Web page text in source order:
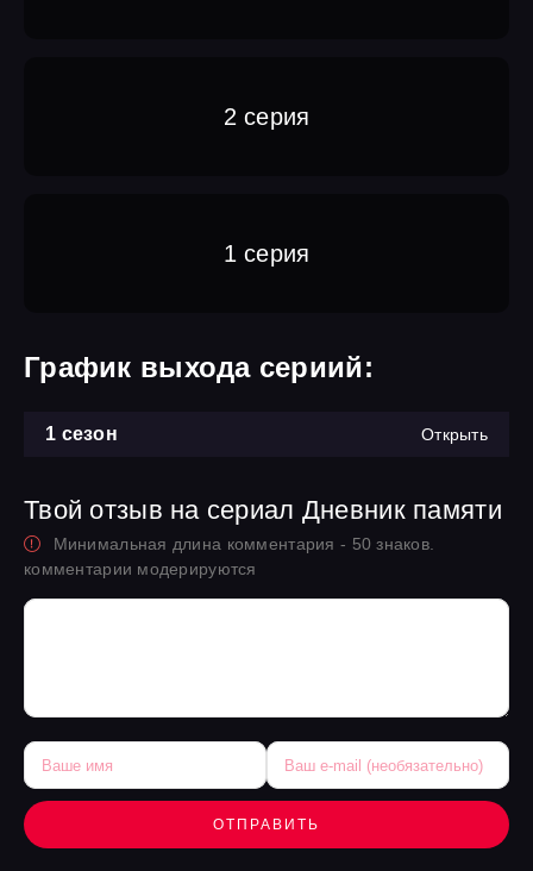
2 серия
1 серия
График выхода сериий:
1 сезон Открыть
Твой отзыв на сериал Дневник памяти
Минимальная длина комментария - 50 знаков.
комментарии модерируются
ОТПРАВИТЬ